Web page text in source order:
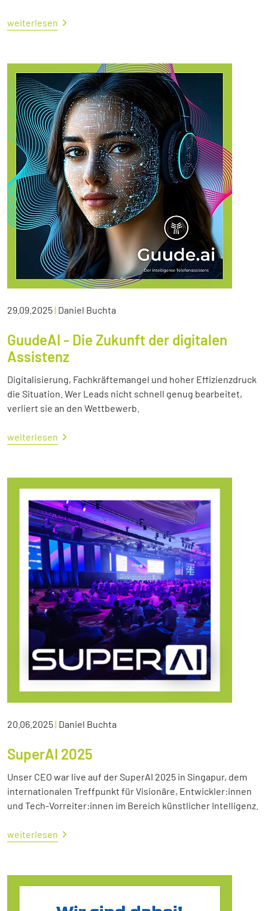
weiterlesen
29.09.2025| Daniel Buchta
GuudeAI - Die Zukunft der digitalen
Assistenz
Digitalisierung, Fachkräftemangel und hoher Effizienzdruck
die Situation. Wer Leads nicht schnell genug bearbeitet,
verliert sie an den Wettbewerb.
weiterlesen
20.06.2025| Daniel Buchta
SuperAI 2025
Unser CEO war live auf der SuperAI 2025 in Singapur, dem
internationalen Treffpunkt für Visionäre, Entwickler:innen
und Tech-Vorreiter:innen im Bereich künstlicher Intelligenz.
weiterlesen